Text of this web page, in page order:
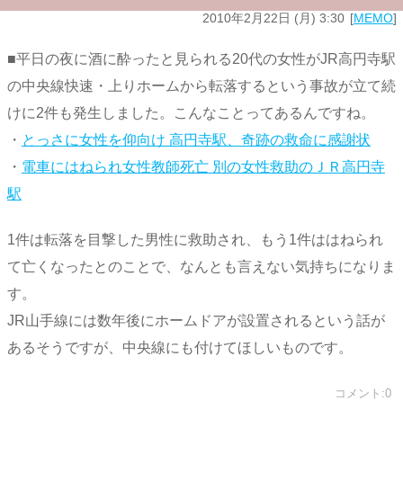
2010年2月22日 (月) 3:30 MEMO
■平日の夜に酒に酔ったと見られる20代の女性がJR高円寺駅
の中央線快速・上りホームから転落するという事故が立て続
けに2件も発生しました。こんなことってあるんですね。
・ とっさに女性を仰向け 高円寺駅、奇跡の救命に感謝状
・ 電車にはねられ女性教師死亡 別の女性救助のＪＲ高円寺
駅
1件は転落を目撃した男性に救助され、もう1件ははねられ
て亡くなったとのことで、なんとも言えない気持ちになりま
す。
JR山手線には数年後にホームドアが設置されるという話が
あるそうですが、中央線にも付けてほしいものです。
コメント:0